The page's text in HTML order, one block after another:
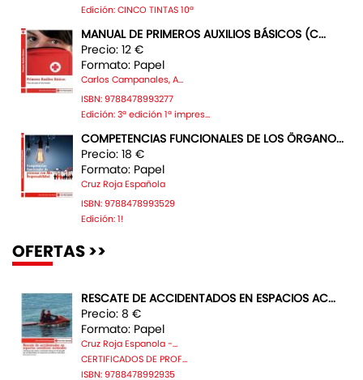
Edición: CINCO TINTAS 10ª
MANUAL DE PRIMEROS AUXILIOS BÁSICOS (C...
Precio: 12 €
Formato: Papel
Carlos Campanales, A...
ISBN: 9788478993277
Edición: 3ª edición 1ª impres...
COMPETENCIAS FUNCIONALES DE LOS ÖRGANO...
Precio: 18 €
Formato: Papel
Cruz Roja Española
ISBN: 9788478993529
Edición: 1!
OFERTAS >>
RESCATE DE ACCIDENTADOS EN ESPACIOS AC...
Precio: 8 €
Formato: Papel
Cruz Roja Espanola -...
CERTIFICADOS DE PROF...
ISBN: 9788478992935